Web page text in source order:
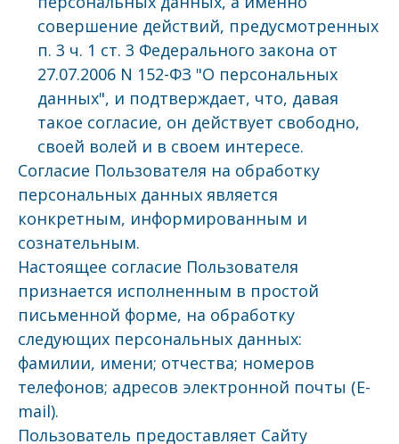
совершение действий, предусмотренных
п. 3 ч. 1 ст. 3 Федерального закона от
27.07.2006 N 152-ФЗ "О персональных
данных", и подтверждает, что, давая
такое согласие, он действует свободно,
своей волей и в своем интересе.
Согласие Пользователя на обработку
персональных данных является
конкретным, информированным и
сознательным.
Настоящее согласие Пользователя
признается исполненным в простой
письменной форме, на обработку
следующих персональных данных:
фамилии, имени; отчества; номеров
телефонов; адресов электронной почты (E-
mail).
Пользователь предоставляет Сайту